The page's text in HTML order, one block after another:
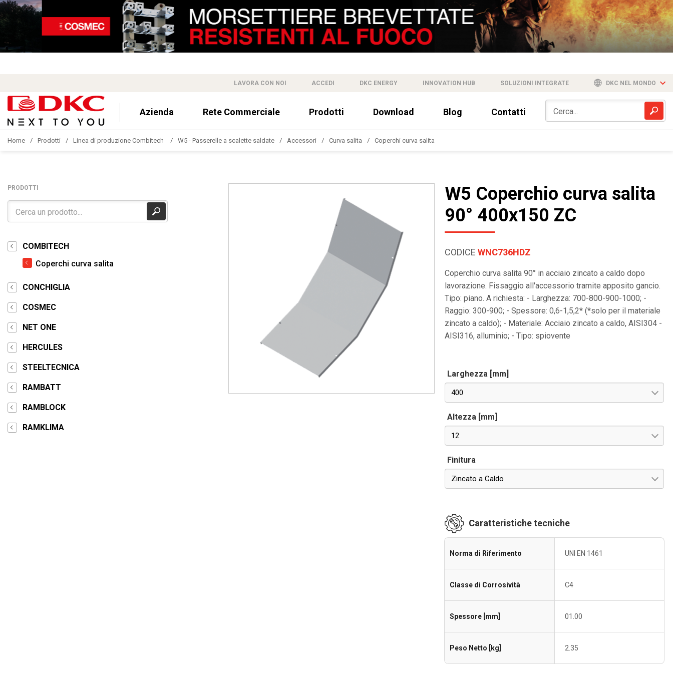
LAVORA CON NOI ACCEDI DKC ENERGY INNOVATION HUB SOLUZIONI INTEGRATE DKC NEL MONDO
Azienda Rete Commerciale Prodotti Download Blog Contatti
Home Prodotti Linea di produzione Combitech W5 - Passerelle a scalette saldate Accessori Curva salita Coperchi curva salita
PRODOTTI
COMBITECH
Coperchi curva salita
CONCHIGLIA
COSMEC
NET ONE
HERCULES
STEELTECNICA
RAMBATT
RAMBLOCK
RAMKLIMA
W5 Coperchio curva salita
90° 400x150 ZC
CODICEWNC736HDZ
Coperchio curva salita 90° in acciaio zincato a caldo dopo
lavorazione. Fissaggio all'accessorio tramite apposito gancio.
Tipo: piano. A richiesta: - Larghezza: 700-800-900-1000; -
Raggio: 300-900; - Spessore: 0,6-1,5,2* (*solo per il materiale
zincato a caldo); - Materiale: Acciaio zincato a caldo, AISI304 -
AISI316, alluminio; - Tipo: spiovente
Larghezza [mm]
400
Altezza [mm]
12
Finitura
Zincato a Caldo
Caratteristiche tecniche
Norma di Riferimento UNI EN 1461
Classe di Corrosività C4
Spessore [mm] 01.00
Peso Netto [kg] 2.35